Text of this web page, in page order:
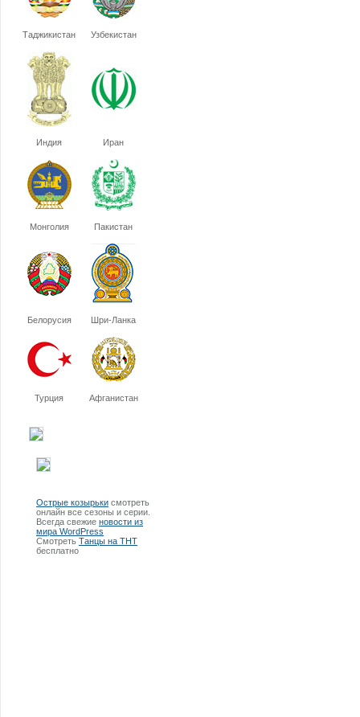
Таджикистан Узбекистан
Индия Иран
Монголия Пакистан
Белорусия Шри-Ланка
Турция Афганистан
Острые козырьки смотреть
онлайн все сезоны и серии.
Всегда свежие новости из
мира WordPress
Смотреть Танцы на ТНТ
бесплатно